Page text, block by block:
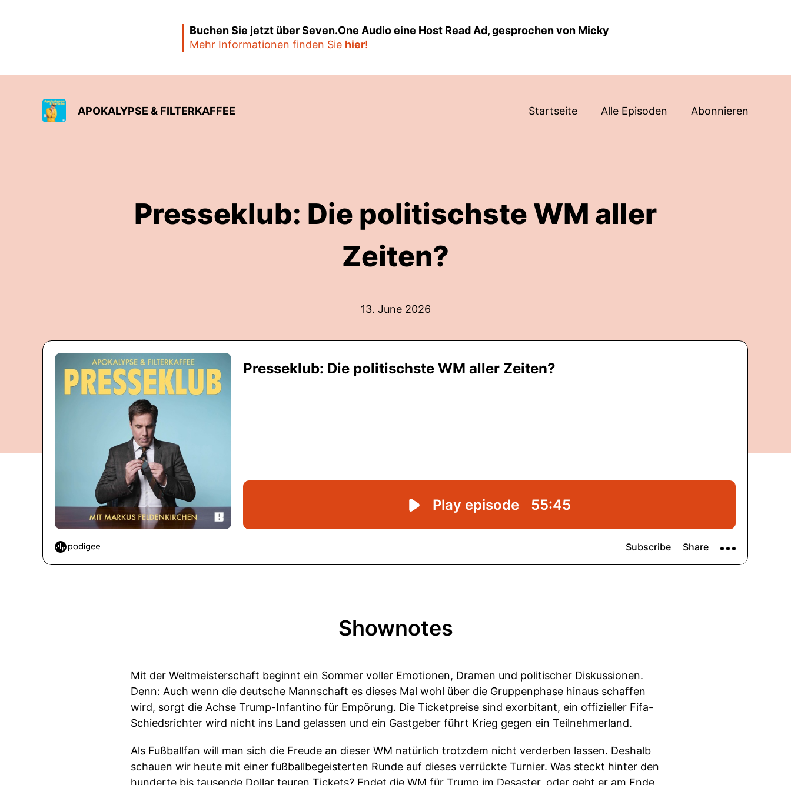
Buchen Sie jetzt über Seven.One Audio eine Host Read Ad, gesprochen von Micky
Mehr Informationen finden Sie hier!
APOKALYPSE & FILTERKAFFEE Startseite Alle Episoden Abonnieren
Presseklub: Die politischste WM aller
Zeiten?
13. June 2026
Shownotes
Mit der Weltmeisterschaft beginnt ein Sommer voller Emotionen, Dramen und politischer Diskussionen.
Denn: Auch wenn die deutsche Mannschaft es dieses Mal wohl über die Gruppenphase hinaus schaffen
wird, sorgt die Achse Trump-Infantino für Empörung. Die Ticketpreise sind exorbitant, ein offizieller Fifa-
Schiedsrichter wird nicht ins Land gelassen und ein Gastgeber führt Krieg gegen ein Teilnehmerland.
Als Fußballfan will man sich die Freude an dieser WM natürlich trotzdem nicht verderben lassen. Deshalb
schauen wir heute mit einer fußballbegeisterten Runde auf dieses verrückte Turnier. Was steckt hinter den
hunderte bis tausende Dollar teuren Tickets? Endet die WM für Trump im Desaster, oder geht er am Ende